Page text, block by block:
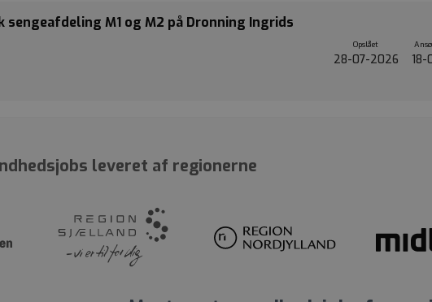
M1 og M2 på Dronning Ingrids
Opslået
28-07-2026
leveret af regionerne